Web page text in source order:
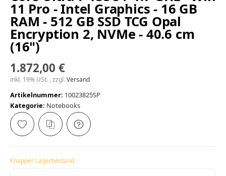
11 Pro - Intel Graphics - 16 GB
RAM - 512 GB SSD TCG Opal
Encryption 2, NVMe - 40.6 cm
(16")
1.872,00 €
inkl. 19% USt. , zzgl.Versand
Artikelnummer: 10023825SP
Kategorie: Notebooks
Knapper Lagerbestand